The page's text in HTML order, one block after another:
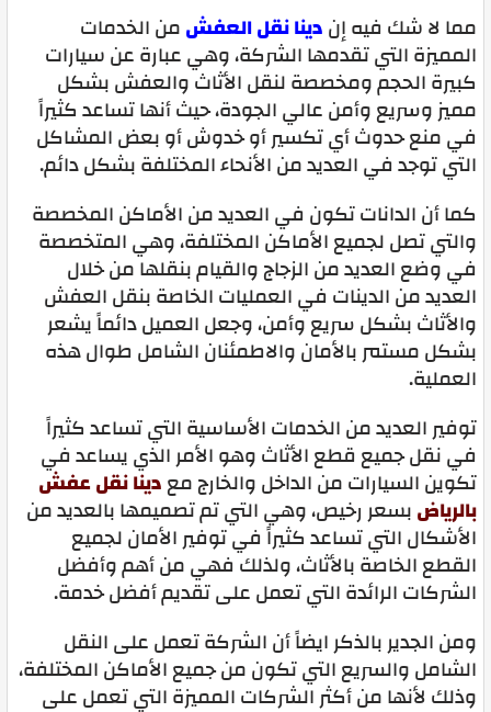
مما لا شك فيه إندينا نقل العفشمن الخدمات
المميزة التي تقدمها الشركة، وهي عبارة عن سيارات
كبيرة الحجم ومخصصة لنقل الأثاث والعفش بشكل
مميز وسريع وأمن عالي الجودة، حيث أنها تساعد كثيراً
في منع حدوث أي تكسير أو خدوش أو بعض المشاكل
التي توجد في العديد من الأنحاء المختلفة بشكل دائم.
كما أن الدانات تكون في العديد من الأماكن المخصصة
والتي تصل لجميع الأماكن المختلفة، وهي المتخصصة
في وضع العديد من الزجاج والقيام بنقلها من خلال
العديد من الدينات في العمليات الخاصة بنقل العفش
والأثاث بشكل سريع وأمن، وجعل العميل دائماً يشعر
بشكل مستمر بالأمان والاطمئنان الشامل طوال هذه
العملية.
توفير العديد من الخدمات الأساسية التي تساعد كثيراً
في نقل جميع قطع الأثاث وهو الأمر الذي يساعد في
تكوين السيارات من الداخل والخارج معدينا نقل عفش
بالرياضبسعر رخيص، وهي التي تم تصميمها بالعديد من
الأشكال التي تساعد كثيراً في توفير الأمان لجميع
القطع الخاصة بالأثاث، ولذلك فهي من أهم وأفضل
الشركات الرائدة التي تعمل على تقديم أفضل خدمة.
ومن الجدير بالذكر ايضاً أن الشركة تعمل على النقل
الشامل والسريع التي تكون من جميع الأماكن المختلفة،
وذلك لأنها من أكثر الشركات المميزة التي تعمل على